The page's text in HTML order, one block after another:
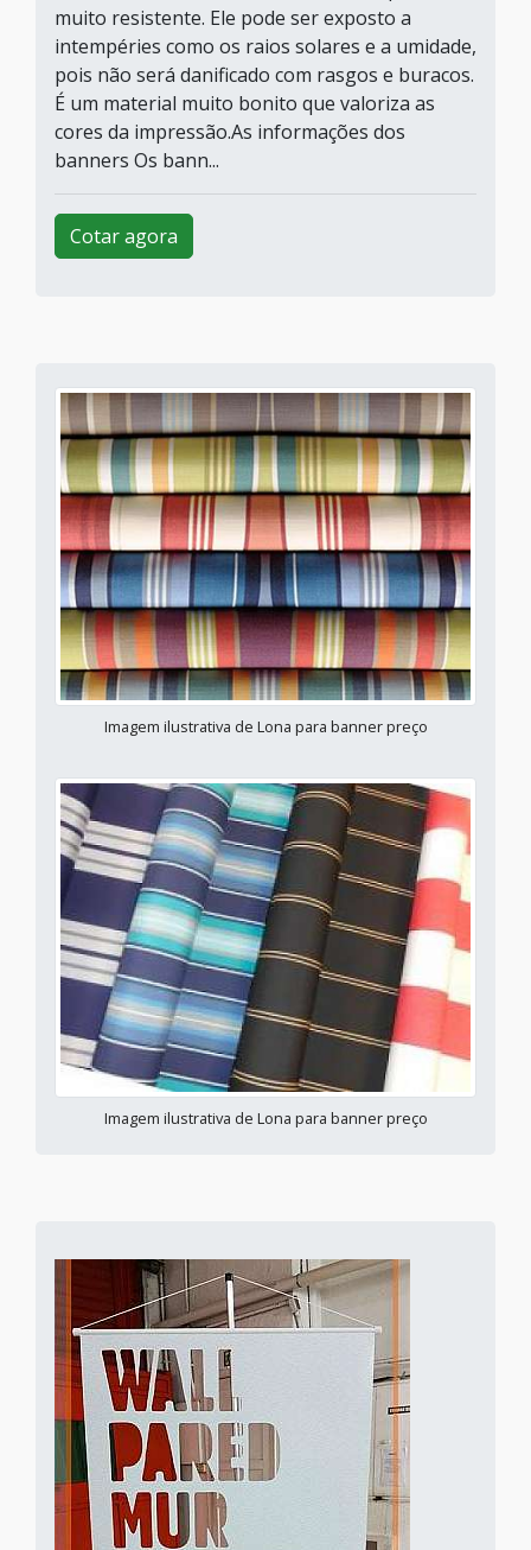
muito resistente. Ele pode ser exposto a
intempéries como os raios solares e a umidade,
pois não será danificado com rasgos e buracos.
É um material muito bonito que valoriza as
cores da impressão.As informações dos
banners Os bann...
Cotar agora
Imagem ilustrativa de Lona para banner preço
Imagem ilustrativa de Lona para banner preço